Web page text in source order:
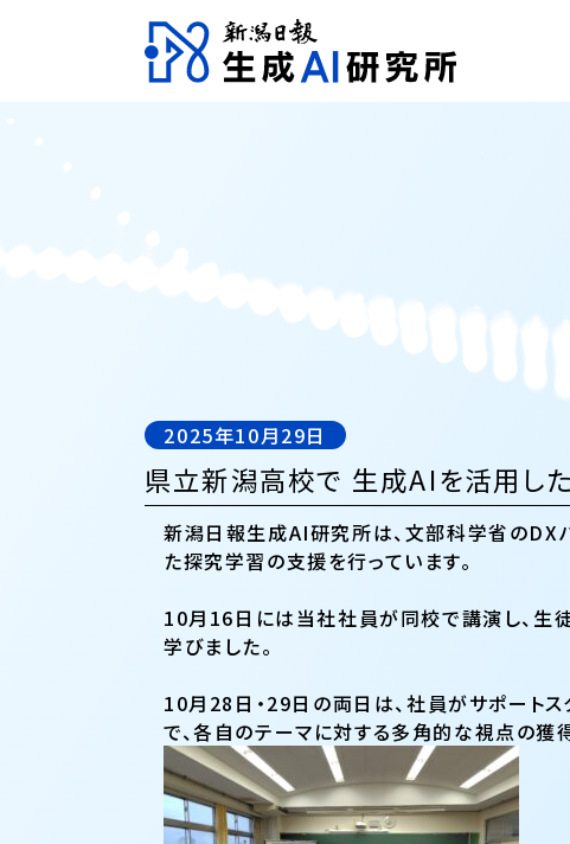
2025年10月29日
県立新潟高校で 生成AIを活用し
新潟日報生成AI研究所は、文部科学省のDX
た探究学習の支援を行っています。
10月16日には当社社員が同校で講演し、
学びました。
10月28日・29日の両日は、社員がサポート
で、各自のテーマに対する多角的な視点の獲